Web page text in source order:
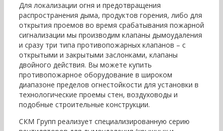
Для локализации огня и предотвращения
распространения дыма, продуктов горения, либо для
открытия проемов во время срабатывания пожарной
сигнализации мы производим клапаны дымоудаления
и сразу три типа противопожарных клапанов – с
открытыми и закрытыми заслонками, клапаны
двойного действия. Вы можете купить
противопожарное оборудование в широком
диапазоне пределов огнестойкости для установки в
технологические проемы стен, воздуховоды и
подобные строительные конструкции.
СКМ Групп реализует специализированную серию